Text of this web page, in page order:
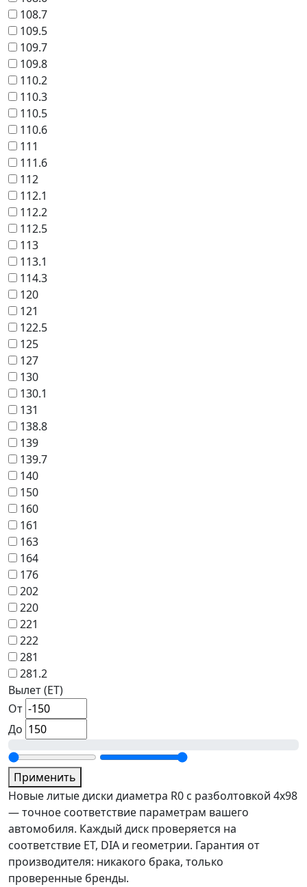
108.7
109.5
109.7
109.8
110.2
110.3
110.5
110.6
111
111.6
112
112.1
112.2
112.5
113
113.1
114.3
120
121
122.5
125
127
130
130.1
131
138.8
139
139.7
140
150
160
161
163
164
176
202
220
221
222
281
281.2
Вылет (ET)
От
До
Применить
Новые литые диски диаметра R0 с разболтовкой 4x98
— точное соответствие параметрам вашего
автомобиля. Каждый диск проверяется на
соответствие ET, DIA и геометрии. Гарантия от
производителя: никакого брака, только
проверенные бренды.